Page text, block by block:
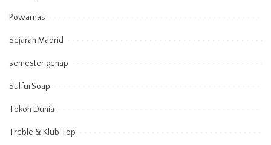
Powarnas
Sejarah Madrid
semester genap
SulfurSoap
Tokoh Dunia
Treble & Klub Top